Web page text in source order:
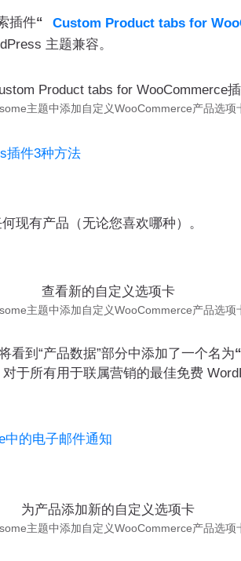
插件“ Custom Product tabs for
主题兼容。
主题中添加自定义WooCommerce产品选项
插件3种方法
有产品（无论您喜欢哪种）。
主题中添加自定义WooCommerce产品选项
到“产品数据”部分中添加了一个名为
对于所有用于联属营销的最佳免费
中的电子邮件通知
主题中添加自定义WooCommerce产品选项